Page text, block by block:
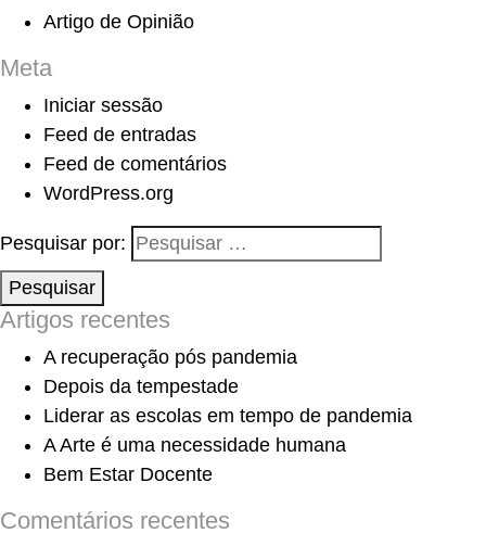
Artigo de Opinião
Meta
Iniciar sessão
Feed de entradas
Feed de comentários
WordPress.org
Pesquisar por:
Pesquisar
Artigos recentes
A recuperação pós pandemia
Depois da tempestade
Liderar as escolas em tempo de pandemia
A Arte é uma necessidade humana
Bem Estar Docente
Comentários recentes